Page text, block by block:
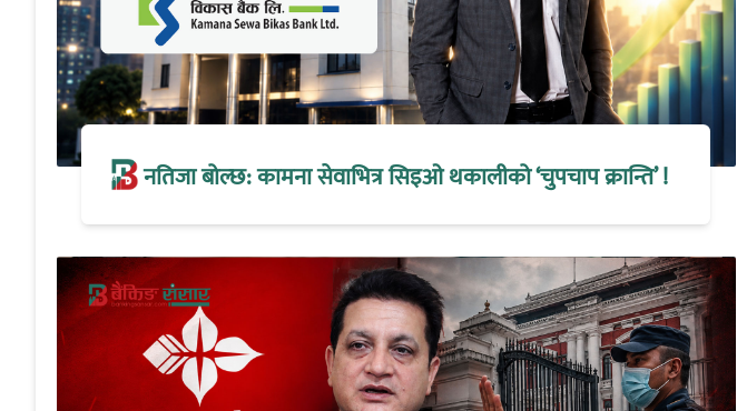
नतिजा बोल्छ: कामना सेवाभित्र सिइओ थकालीको ‘चुपचाप क्रान्ति’ !